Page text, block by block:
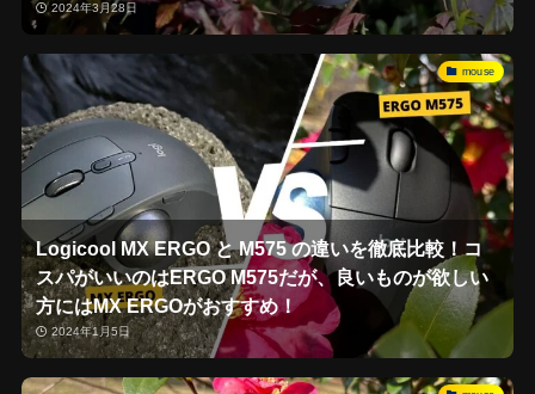
2024年3月28日
mouse
Logicool MX ERGO と M575 の違いを徹底比較！コ
スパがいいのはERGO M575だが、良いものが欲しい
方にはMX ERGOがおすすめ！
2024年1月5日